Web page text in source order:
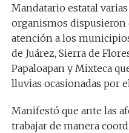
Mandatario estatal
organismos dispusieron
atención a los
de Juárez, Sierra de
Papaloapan y Mixteca
lluvias ocasionadas por
Manifestó que ante las
trabajar de manera